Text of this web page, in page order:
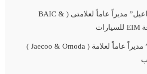
تعيين “تيمور إسماعيل” مديراً عاماً لعلامتى ( BAIC &
تعيين “أحمد على” مديراً عاماً لعلامة ( Jaecoo & Omoda )